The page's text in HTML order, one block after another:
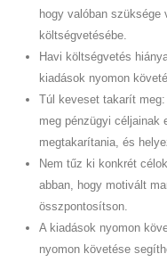
hogy valóban szüksége
költségvetésébe.
Havi költségvetés
kiadások nyomon
Túl keveset takarít
meg pénzügyi céljainak
megtakarítania, és
Nem tűz ki konkrét
abban, hogy motivált
összpontosítson.
A kiadások nyomon
nyomon követése